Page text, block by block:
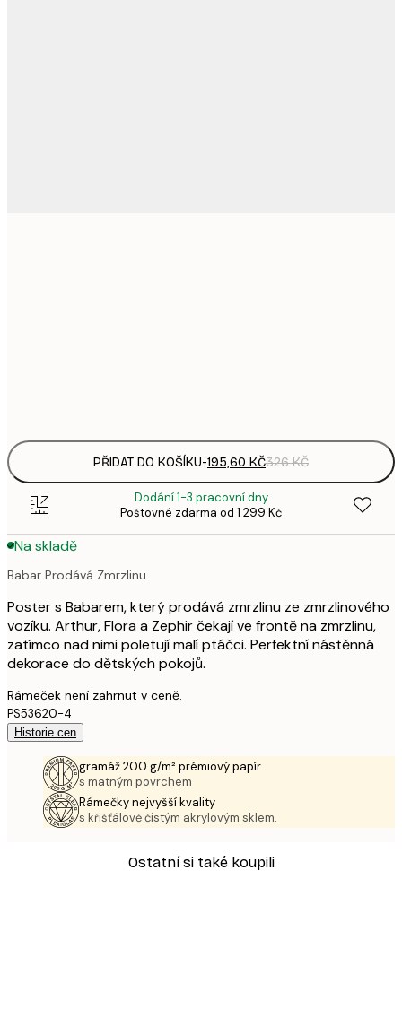
PŘIDAT DO KOŠÍKU-195,60 KČ326 KČ
Dodání 1-3 pracovní dny
Poštovné zdarma od 1 299 Kč
Na skladě
Babar Prodává Zmrzlinu
Poster s Babarem, který prodává zmrzlinu ze zmrzlinového
vozíku. Arthur, Flora a Zephir čekají ve frontě na zmrzlinu,
zatímco nad nimi poletují malí ptáčci. Perfektní nástěnná
dekorace do dětských pokojů.
Rámeček není zahrnut v ceně.
PS53620-4
Historie cen
gramáž 200 g/m² prémiový papír
s matným povrchem
Rámečky nejvyšší kvality
s křišťálově čistým akrylovým sklem.
Ostatní si také koupili